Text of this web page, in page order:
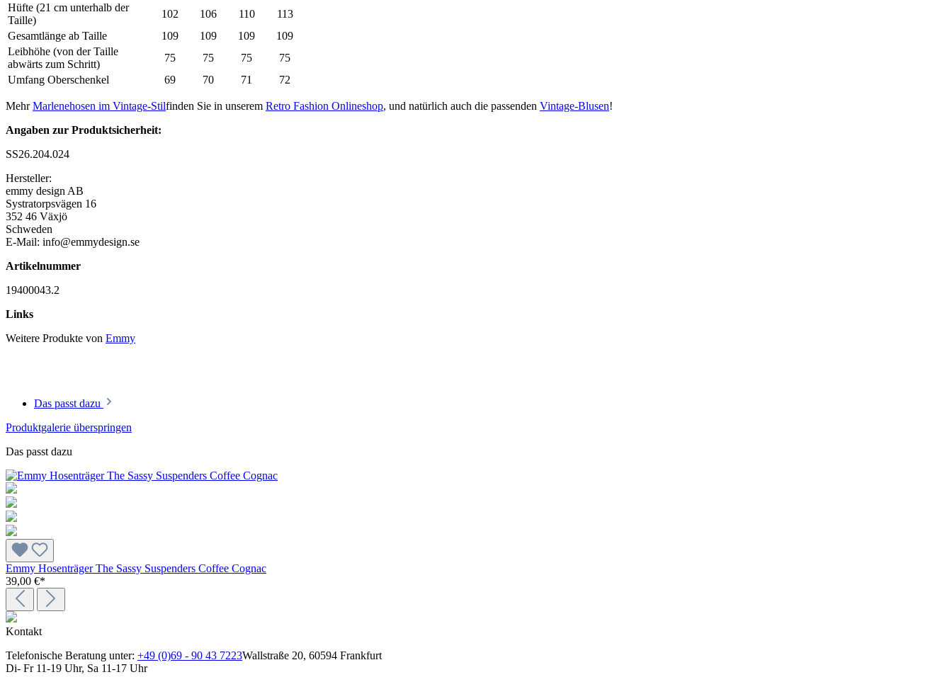
Hüfte (21 cm unterhalb der
Taille)
102 106 110
113
Gesamtlänge ab Taille
109 109 109
109
Leibhöhe (von der Taille
abwärts zum Schritt)
75 75 75
75
Umfang Oberschenkel
69 70 71 72
MehrMarlenehosen im Vintage-Stilfinden Sie in unserem Retro Fashion Onlineshop, und natürlich auch die passenden Vintage-Blusen!
Angaben zur Produktsicherheit:
SS26.204.024
Hersteller:
emmy design AB
Systratorpsvägen 16
352 46 Växjö
Schweden
E-Mail: info@emmydesign.se
Artikelnummer
19400043.2
Links
Weitere Produkte von Emmy
Das passt dazu
Produktgalerie überspringen
Das passt dazu
Emmy Hosenträger The Sassy Suspenders Coffee Cognac
39,00 €*
Kontakt
Telefonische Beratung unter: +49 (0)69 - 90 43 7223Wallstraße 20, 60594 Frankfurt
Di- Fr 11-19 Uhr, Sa 11-17 Uhr